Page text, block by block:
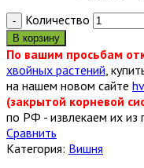
Количество
В корзину
По вашим просьбам
хвойных растений,
на нашем новом сайте
(закрытой корневой
по РФ - извлекаем их из
Сравнить
Категория: Вишня